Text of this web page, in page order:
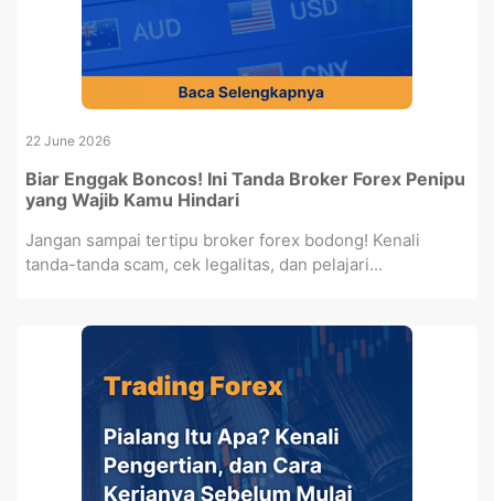
22 June 2026
Biar Enggak Boncos! Ini Tanda Broker Forex Penipu
yang Wajib Kamu Hindari
Jangan sampai tertipu broker forex bodong! Kenali
tanda-tanda scam, cek legalitas, dan pelajari...